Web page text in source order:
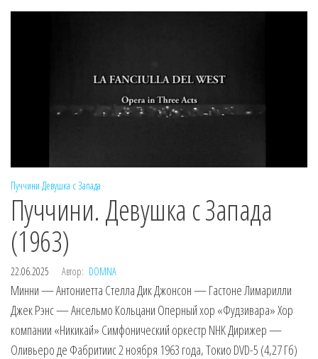
Пуччини Девушка с Запада
Пуччини. Девушка с Запада
(1963)
22.06.2025 Автор: DOMNA
Минни — Антониетта Стелла Дик Джонсон — Гастоне Лимарилли
Джек Рэнс — Ансельмо Кольцани Оперный хор «Фудзивара» Хор
компании «Никикай» Симфонический оркестр NHK Дирижер —
Оливьеро де Фабритиис 2 ноября 1963 года, Токио DVD-5 (4,27 Гб)